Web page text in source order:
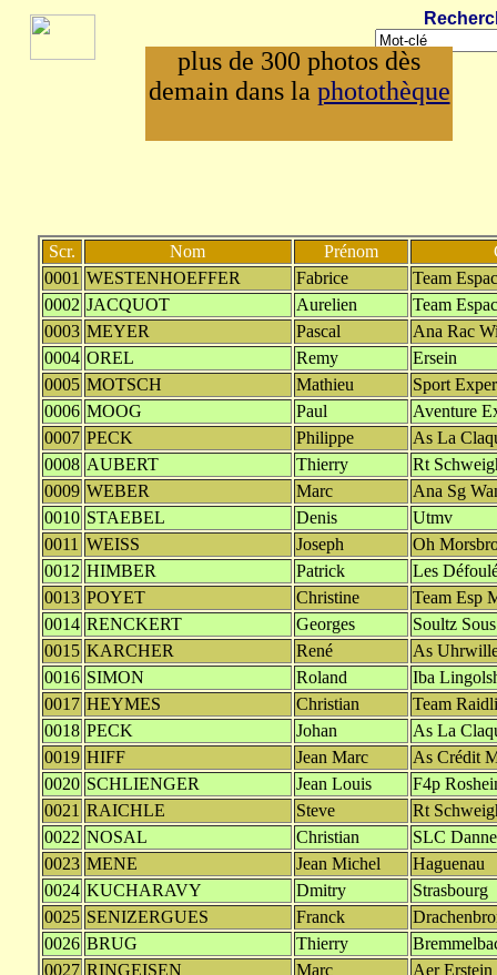
plus de 300 photos dès
demain dans la photothèque
Scr. Nom Prénom
0001 WESTENHOEFFER Fabrice
Team
0002 JACQUOT Aurelien
Team
0003 MEYER Pascal
Ana Rac
0004 OREL Remy
Ersein
0005 MOTSCH Mathieu
Sport
0006 MOOG Paul
Aventure
0007 PECK Philippe
As La
0008 AUBERT Thierry
Rt
0009 WEBER Marc
Ana Sg
0010 STAEBEL Denis
Utmv
0011 WEISS Joseph
Oh
0012 HIMBER Patrick
Les
0013 POYET Christine
Team Esp
0014 RENCKERT Georges
Soultz
0015 KARCHER René
As
0016 SIMON Roland
Iba
0017 HEYMES Christian
Team
0018 PECK Johan
As La
0019 HIFF Jean Marc
As Crédit
0020 SCHLIENGER Jean Louis
F4p
0021 RAICHLE Steve
Rt
0022 NOSAL Christian
SLC
0023 MENE Jean Michel
Haguenau
0024 KUCHARAVY Dmitry
Strasbourg
0025 SENIZERGUES Franck
0026 BRUG Thierry
0027 RINGEISEN Marc
Aer Erstein